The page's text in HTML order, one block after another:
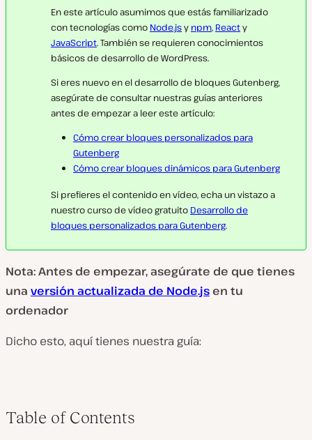
En este artículo asumimos que estás familiarizado
con tecnologías como Node.jsy npm, Reacty
JavaScript. También se requieren conocimientos
básicos de desarrollo de WordPress.
Si eres nuevo en el desarrollo de bloques Gutenberg,
asegúrate de consultar nuestras guías anteriores
antes de empezar a leer este artículo:
Cómo crear bloques personalizados para
Gutenberg
Cómo crear bloques dinámicos para Gutenberg
Si prefieres el contenido en vídeo, echa un vistazo a
nuestro curso de vídeo gratuito Desarrollo de
bloques personalizados para Gutenberg.
Nota: Antes de empezar, asegúrate de que tienes
una versión actualizada de Node.js en tu
ordenador
Dicho esto, aquí tienes nuestra guía:
Table of Contents